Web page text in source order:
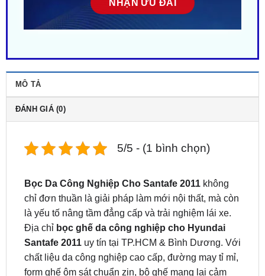
ĐÁNH GIÁ (0)
Bọc Da Công Nghiệp Cho Santafe 2011không
là yếu tố nâng tầm đẳng cấp và trải nghiệm lái xe.
Địa chỉ bọc ghế da công nghiệp cho Hyundai
Santafe 2011uy tín tại TP.HCM & Bình Dương. Với
chất liệu da công nghiệp cao cấp, đường may tỉ mỉ,
form ghế ôm sát chuẩn zin, bộ ghế mang lại cảm
giác êm ái, sang trọng và bền bỉ theo thời gian.
Không chỉ nâng cao thẩm mỹ, bọc ghế da còn giúp